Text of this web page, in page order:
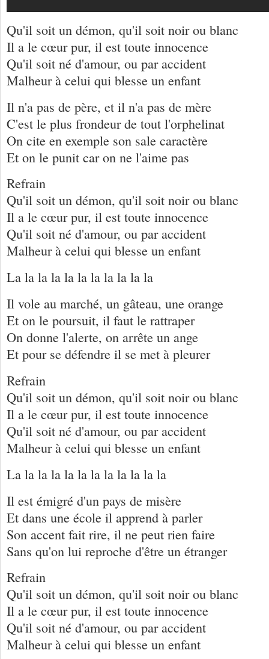
Qu'il soit un démon, qu'il soit noir ou blanc
Il a le cœur pur, il est toute innocence
Qu'il soit né d'amour, ou par accident
Malheur à celui qui blesse un enfant
Il n'a pas de père, et il n'a pas de mère
C'est le plus frondeur de tout l'orphelinat
On cite en exemple son sale caractère
Et on le punit car on ne l'aime pas
Refrain
Qu'il soit un démon, qu'il soit noir ou blanc
Il a le cœur pur, il est toute innocence
Qu'il soit né d'amour, ou par accident
Malheur à celui qui blesse un enfant
La la la la la la la la la la la
Il vole au marché, un gâteau, une orange
Et on le poursuit, il faut le rattraper
On donne l'alerte, on arrête un ange
Et pour se défendre il se met à pleurer
Refrain
Qu'il soit un démon, qu'il soit noir ou blanc
Il a le cœur pur, il est toute innocence
Qu'il soit né d'amour, ou par accident
Malheur à celui qui blesse un enfant
La la la la la la la la la la la la
Il est émigré d'un pays de misère
Et dans une école il apprend à parler
Son accent fait rire, il ne peut rien faire
Sans qu'on lui reproche d'être un étranger
Refrain
Qu'il soit un démon, qu'il soit noir ou blanc
Il a le cœur pur, il est toute innocence
Qu'il soit né d'amour, ou par accident
Malheur à celui qui blesse un enfant